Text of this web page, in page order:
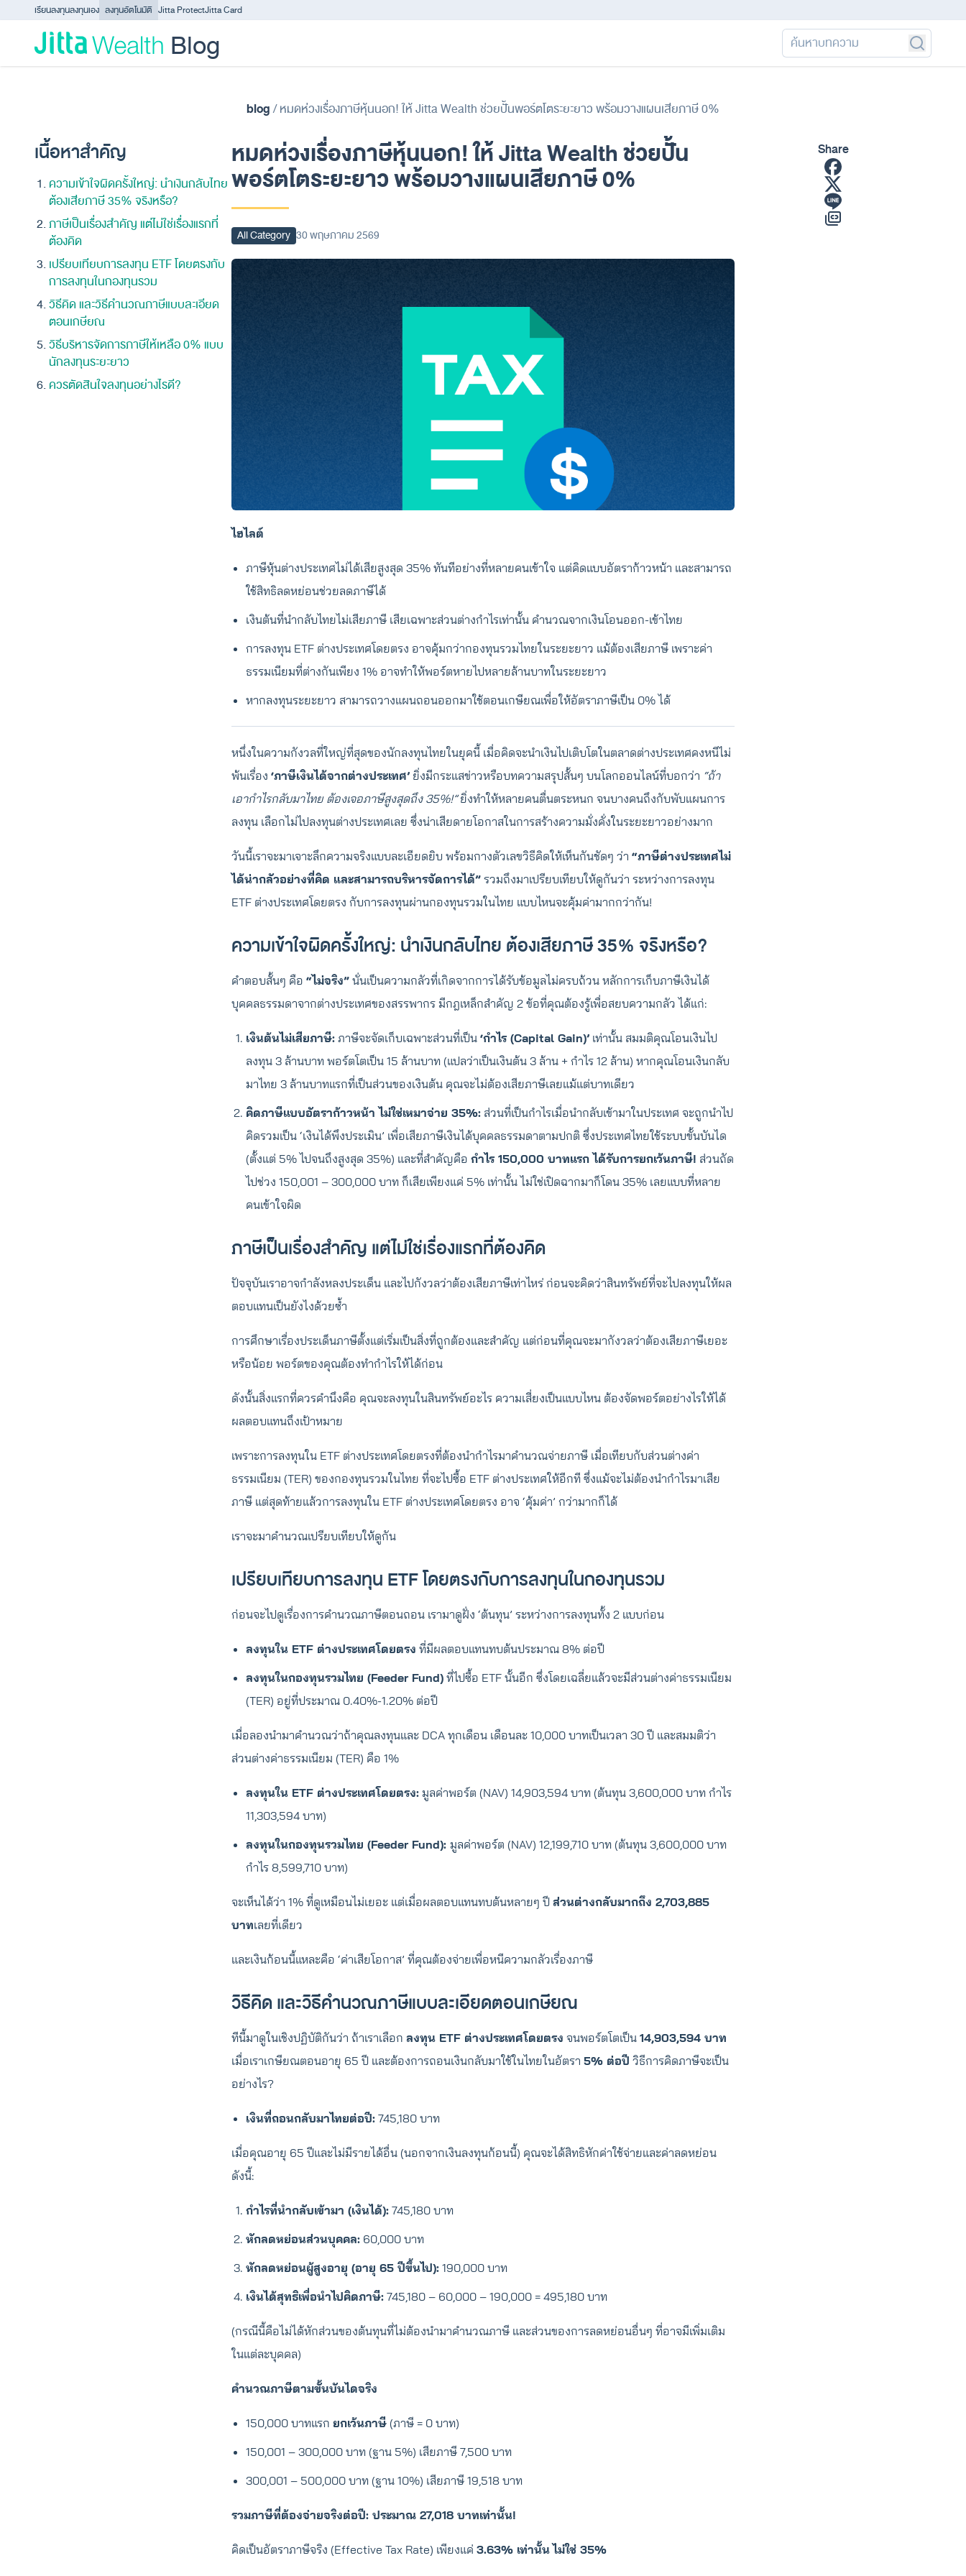
Skip to content - ข้ามไปที่เนื้อหา
เรียนลงทุนลงทุนเอง ลงทุนอัตโนมัติ Jitta ProtectJitta Card
Blog
blog/หมดห่วงเรื่องภาษีหุ้นนอก! ให้ Jitta Wealth ช่วยปั้นพอร์ตโตระยะยาว พร้อมวางแผนเสียภาษี 0%
เนื้อหาสำคัญ
ความเข้าใจผิดครั้งใหญ่: นำเงินกลับไทย
ต้องเสียภาษี 35% จริงหรือ?
ภาษีเป็นเรื่องสำคัญ แต่ไม่ใช่เรื่องแรกที่
ต้องคิด
เปรียบเทียบการลงทุน ETF โดยตรงกับ
การลงทุนในกองทุนรวม
วิธีคิด และวิธีคำนวณภาษีแบบละเอียด
ตอนเกษียณ
วิธีบริหารจัดการภาษีให้เหลือ 0% แบบ
นักลงทุนระยะยาว
ควรตัดสินใจลงทุนอย่างไรดี?
หมดห่วงเรื่องภาษีหุ้นนอก! ให้ Jitta Wealth ช่วยปั้น
พอร์ตโตระยะยาว พร้อมวางแผนเสียภาษี 0%
All Category 30 พฤษภาคม 2569
ไฮไลต์
ภาษีหุ้นต่างประเทศไม่ได้เสียสูงสุด 35% ทันทีอย่างที่หลายคนเข้าใจ แต่คิดแบบอัตราก้าวหน้า และสามารถ
ใช้สิทธิลดหย่อนช่วยลดภาษีได้
เงินต้นที่นำกลับไทยไม่เสียภาษี เสียเฉพาะส่วนต่างกำไรเท่านั้น คำนวณจากเงินโอนออก-เข้าไทย
การลงทุน ETF ต่างประเทศโดยตรง อาจคุ้มกว่ากองทุนรวมไทยในระยะยาว แม้ต้องเสียภาษี เพราะค่า
ธรรมเนียมที่ต่างกันเพียง 1% อาจทำให้พอร์ตหายไปหลายล้านบาทในระยะยาว
หากลงทุนระยะยาว สามารถวางแผนถอนออกมาใช้ตอนเกษียณเพื่อให้อัตราภาษีเป็น 0% ได้
หนึ่งในความกังวลที่ใหญ่ที่สุดของนักลงทุนไทยในยุคนี้ เมื่อคิดจะนำเงินไปเติบโตในตลาดต่างประเทศคงหนีไม่
พ้นเรื่อง ‘ภาษีเงินได้จากต่างประเทศ’ ยิ่งมีกระแสข่าวหรือบทความสรุปสั้นๆ บนโลกออนไลน์ที่บอกว่า “ถ้า
เอากำไรกลับมาไทย ต้องเจอภาษีสูงสุดถึง 35%!”ยิ่งทำให้หลายคนตื่นตระหนก จนบางคนถึงกับพับแผนการ
ลงทุน เลือกไม่ไปลงทุนต่างประเทศเลย ซึ่งน่าเสียดายโอกาสในการสร้างความมั่งคั่งในระยะยาวอย่างมาก
วันนี้เราจะมาเจาะลึกความจริงแบบละเอียดยิบ พร้อมกางตัวเลขวิธีคิดให้เห็นกันชัดๆ ว่า “ภาษีต่างประเทศไม่
ได้น่ากลัวอย่างที่คิด และสามารถบริหารจัดการได้” รวมถึงมาเปรียบเทียบให้ดูกันว่า ระหว่างการลงทุน
ETF ต่างประเทศโดยตรง กับการลงทุนผ่านกองทุนรวมในไทย แบบไหนจะคุ้มค่ามากกว่ากัน!
ความเข้าใจผิดครั้งใหญ่: นำเงินกลับไทย ต้องเสียภาษี 35% จริงหรือ?
คำตอบสั้นๆ คือ “ไม่จริง” นั่นเป็นความกลัวที่เกิดจากการได้รับข้อมูลไม่ครบถ้วน หลักการเก็บภาษีเงินได้
บุคคลธรรมดาจากต่างประเทศของสรรพากร มีกฎเหล็กสำคัญ 2 ข้อที่คุณต้องรู้เพื่อสยบความกลัว ได้แก่:
เงินต้นไม่เสียภาษี: ภาษีจะจัดเก็บเฉพาะส่วนที่เป็น ‘กำไร (Capital Gain)’ เท่านั้น สมมติคุณโอนเงินไป
ลงทุน 3 ล้านบาท พอร์ตโตเป็น 15 ล้านบาท (แปลว่าเป็นเงินต้น 3 ล้าน + กำไร 12 ล้าน) หากคุณโอนเงินกลับ
มาไทย 3 ล้านบาทแรกที่เป็นส่วนของเงินต้น คุณจะไม่ต้องเสียภาษีเลยแม้แต่บาทเดียว
คิดภาษีแบบอัตราก้าวหน้า ไม่ใช่เหมาจ่าย 35%: ส่วนที่เป็นกำไรเมื่อนำกลับเข้ามาในประเทศ จะถูกนำไป
คิดรวมเป็น ‘เงินได้พึงประเมิน’ เพื่อเสียภาษีเงินได้บุคคลธรรมดาตามปกติ ซึ่งประเทศไทยใช้ระบบขั้นบันได
(ตั้งแต่ 5% ไปจนถึงสูงสุด 35%) และที่สำคัญคือ กำไร 150,000 บาทแรก ได้รับการยกเว้นภาษี! ส่วนถัด
ไปช่วง 150,001 – 300,000 บาท ก็เสียเพียงแค่ 5% เท่านั้น ไม่ใช่เปิดฉากมาก็โดน 35% เลยแบบที่หลาย
คนเข้าใจผิด
ภาษีเป็นเรื่องสำคัญ แต่ไม่ใช่เรื่องแรกที่ต้องคิด
ปัจจุบันเราอาจกำลังหลงประเด็น และไปกังวลว่าต้องเสียภาษีเท่าไหร่ ก่อนจะคิดว่าสินทรัพย์ที่จะไปลงทุนให้ผล
ตอบแทนเป็นยังไงด้วยซ้ำ
การศึกษาเรื่องประเด็นภาษีตั้งแต่เริ่มเป็นสิ่งที่ถูกต้องและสำคัญ แต่ก่อนที่คุณจะมากังวลว่าต้องเสียภาษีเยอะ
หรือน้อย พอร์ตของคุณต้องทำกำไรให้ได้ก่อน
ดังนั้นสิ่งแรกที่ควรคำนึงคือ คุณจะลงทุนในสินทรัพย์อะไร ความเสี่ยงเป็นแบบไหน ต้องจัดพอร์ตอย่างไรให้ได้
ผลตอบแทนถึงเป้าหมาย
เพราะการลงทุนใน ETF ต่างประเทศโดยตรงที่ต้องนำกำไรมาคำนวณจ่ายภาษี เมื่อเทียบกับส่วนต่างค่า
ธรรมเนียม (TER) ของกองทุนรวมในไทย ที่จะไปซื้อ ETF ต่างประเทศให้อีกที ซึ่งแม้จะไม่ต้องนำกำไรมาเสีย
ภาษี แต่สุดท้ายแล้วการลงทุนใน ETF ต่างประเทศโดยตรง อาจ ‘คุ้มค่า’ กว่ามากก็ได้
เราจะมาคำนวณเปรียบเทียบให้ดูกัน
เปรียบเทียบการลงทุน ETF โดยตรงกับการลงทุนในกองทุนรวม
ก่อนจะไปดูเรื่องการคำนวณภาษีตอนถอน เรามาดูฝั่ง ‘ต้นทุน’ ระหว่างการลงทุนทั้ง 2 แบบก่อน
ลงทุนใน ETF ต่างประเทศโดยตรง ที่มีผลตอบแทนทบต้นประมาณ 8% ต่อปี
ลงทุนในกองทุนรวมไทย (Feeder Fund) ที่ไปซื้อ ETF นั้นอีก ซึ่งโดยเฉลี่ยแล้วจะมีส่วนต่างค่าธรรมเนียม
(TER) อยู่ที่ประมาณ 0.40%-1.20% ต่อปี
เมื่อลองนำมาคำนวณว่าถ้าคุณลงทุนและ DCA ทุกเดือน เดือนละ 10,000 บาทเป็นเวลา 30 ปี และสมมติว่า
ส่วนต่างค่าธรรมเนียม (TER) คือ 1%
ลงทุนใน ETF ต่างประเทศโดยตรง: มูลค่าพอร์ต (NAV) 14,903,594 บาท (ต้นทุน 3,600,000 บาท กำไร
11,303,594 บาท)
ลงทุนในกองทุนรวมไทย (Feeder Fund): มูลค่าพอร์ต (NAV) 12,199,710 บาท (ต้นทุน 3,600,000 บาท
กำไร 8,599,710 บาท)
จะเห็นได้ว่า 1% ที่ดูเหมือนไม่เยอะ แต่เมื่อผลตอบแทนทบต้นหลายๆ ปี ส่วนต่างกลับมากถึง 2,703,885
บาทเลยที่เดียว
และเงินก้อนนี้แหละคือ ‘ค่าเสียโอกาส’ ที่คุณต้องจ่ายเพื่อหนีความกลัวเรื่องภาษี
วิธีคิด และวิธีคำนวณภาษีแบบละเอียดตอนเกษียณ
ทีนี้มาดูในเชิงปฏิบัติกันว่า ถ้าเราเลือก ลงทุน ETF ต่างประเทศโดยตรง จนพอร์ตโตเป็น 14,903,594 บาท
เมื่อเราเกษียณตอนอายุ 65 ปี และต้องการถอนเงินกลับมาใช้ในไทยในอัตรา 5% ต่อปี วิธีการคิดภาษีจะเป็น
อย่างไร?
เงินที่ถอนกลับมาไทยต่อปี: 745,180 บาท
เมื่อคุณอายุ 65 ปีและไม่มีรายได้อื่น (นอกจากเงินลงทุนก้อนนี้) คุณจะได้สิทธิหักค่าใช้จ่ายและค่าลดหย่อน
ดังนี้:
กำไรที่นำกลับเข้ามา (เงินได้): 745,180 บาท
หักลดหย่อนส่วนบุคคล: 60,000 บาท
หักลดหย่อนผู้สูงอายุ (อายุ 65 ปีขึ้นไป): 190,000 บาท
เงินได้สุทธิเพื่อนำไปคิดภาษี: 745,180 – 60,000 – 190,000 = 495,180 บาท
(กรณีนี้คือไม่ได้หักส่วนของต้นทุนที่ไม่ต้องนำมาคำนวณภาษี และส่วนของการลดหย่อนอื่นๆ ที่อาจมีเพิ่มเติม
ในแต่ละบุคคล)
คำนวณภาษีตามขั้นบันไดจริง
150,000 บาทแรก ยกเว้นภาษี (ภาษี = 0 บาท)
150,001 – 300,000 บาท (ฐาน 5%) เสียภาษี 7,500 บาท
300,001 – 500,000 บาท (ฐาน 10%) เสียภาษี 19,518 บาท
รวมภาษีที่ต้องจ่ายจริงต่อปี: ประมาณ 27,018 บาทเท่านั้น!
คิดเป็นอัตราภาษีจริง (Effective Tax Rate) เพียงแค่ 3.63% เท่านั้น ไม่ใช่ 35%
Share